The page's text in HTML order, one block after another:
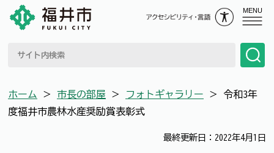
MENU
ホーム ＞ 市長の部屋 ＞ フォトギャラリー ＞ 令和3年
度福井市農林水産奨励賞表彰式
最終更新日：2022年4月1日